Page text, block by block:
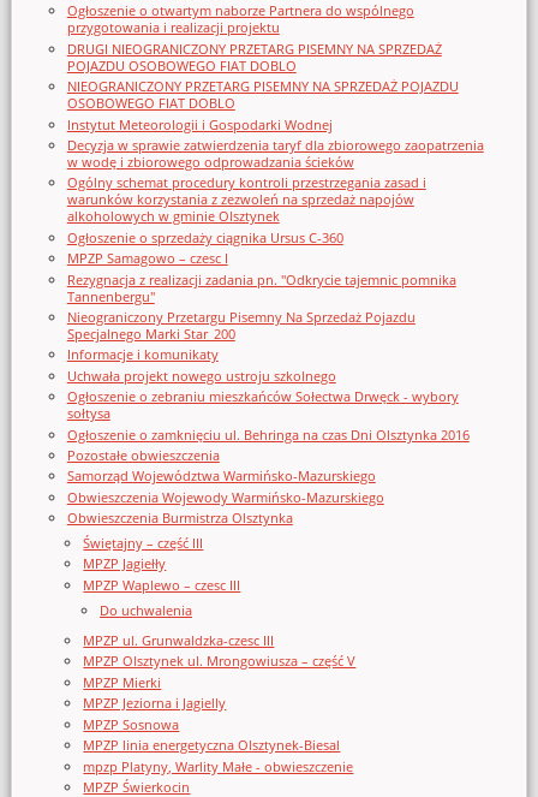
Ogłoszenie o otwartym naborze Partnera do wspólnego
przygotowania i realizacji projektu
DRUGI NIEOGRANICZONY PRZETARG PISEMNY NA SPRZEDAŻ
POJAZDU OSOBOWEGO FIAT DOBLO
NIEOGRANICZONY PRZETARG PISEMNY NA SPRZEDAŻ POJAZDU
OSOBOWEGO FIAT DOBLO
Instytut Meteorologii i Gospodarki Wodnej
Decyzja w sprawie zatwierdzenia taryf dla zbiorowego zaopatrzenia
w wodę i zbiorowego odprowadzania ścieków
Ogólny schemat procedury kontroli przestrzegania zasad i
warunków korzystania z zezwoleń na sprzedaż napojów
alkoholowych w gminie Olsztynek
Ogłoszenie o sprzedaży ciągnika Ursus C-360
MPZP Samagowo – czesc I
Rezygnacja z realizacji zadania pn. "Odkrycie tajemnic pomnika
Tannenbergu"
Nieograniczony Przetargu Pisemny Na Sprzedaż Pojazdu
Specjalnego Marki Star_200
Informacje i komunikaty
Uchwała projekt nowego ustroju szkolnego
Ogłoszenie o zebraniu mieszkańców Sołectwa Drwęck - wybory
sołtysa
Ogłoszenie o zamknięciu ul. Behringa na czas Dni Olsztynka 2016
Pozostałe obwieszczenia
Samorząd Województwa Warmińsko-Mazurskiego
Obwieszczenia Wojewody Warmińsko-Mazurskiego
Obwieszczenia Burmistrza Olsztynka
Świętajny – część III
MPZP Jagiełły
MPZP Waplewo – czesc III
Do uchwalenia
MPZP ul. Grunwaldzka-czesc III
MPZP Olsztynek ul. Mrongowiusza – część V
MPZP Mierki
MPZP Jeziorna i Jagielly
MPZP Sosnowa
MPZP linia energetyczna Olsztynek-Biesal
mpzp Platyny, Warlity Małe - obwieszczenie
MPZP Świerkocin